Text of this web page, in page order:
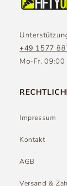
+49 1577
Mo-Fr,
Impressum
Kontakt
AGB
Versand &